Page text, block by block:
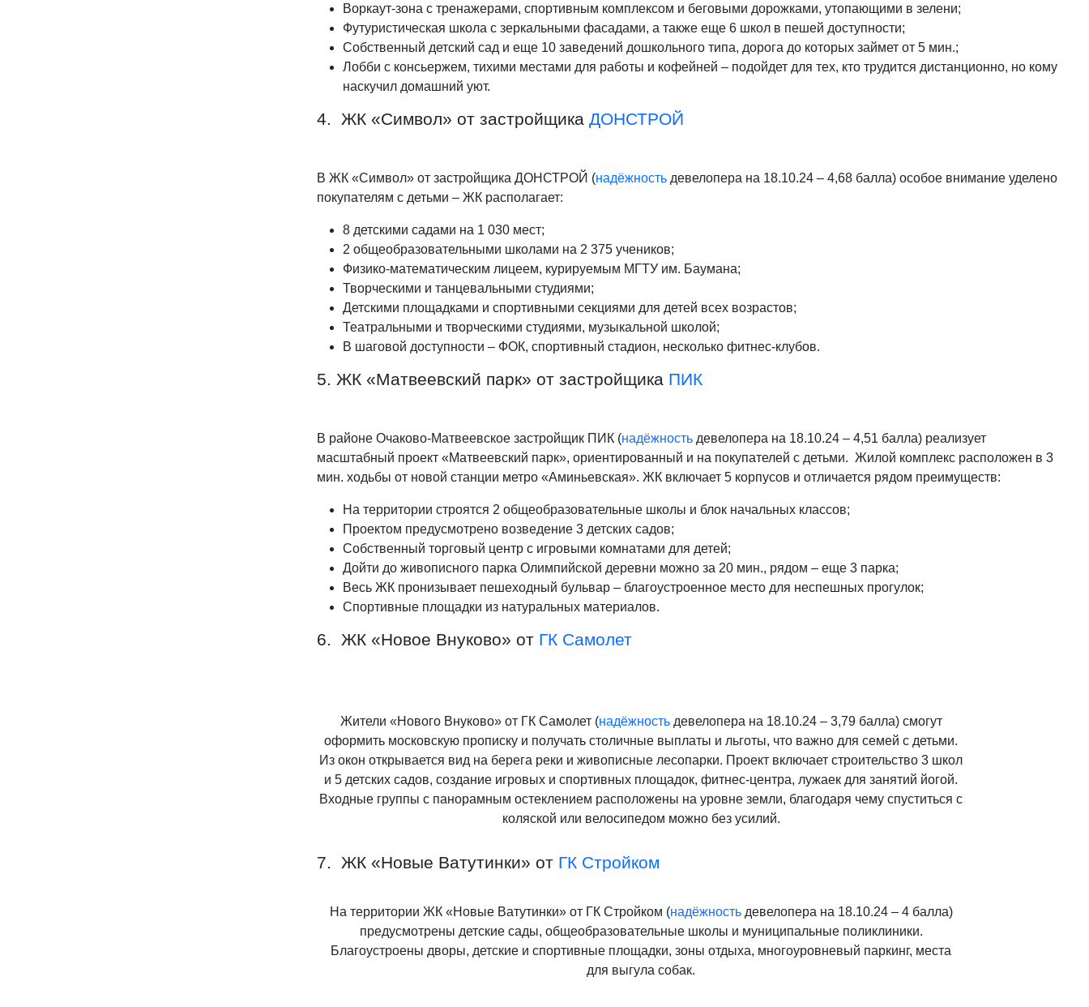
Воркаут-зона с тренажерами, спортивным комплексом и беговыми дорожками, утопающими в зелени;
Футуристическая школа с зеркальными фасадами, а также еще 6 школ в пешей доступности;
Собственный детский сад и еще 10 заведений дошкольного типа, дорога до которых займет от 5 мин.;
Лобби с консьержем, тихими местами для работы и кофейней – подойдет для тех, кто трудится дистанционно, но кому
наскучил домашний уют.
4. ЖК «Символ» от застройщика ДОНСТРОЙ
В ЖК «Символ» от застройщика ДОНСТРОЙ (надёжность девелопера на 18.10.24 – 4,68 балла) особое внимание уделено
покупателям с детьми – ЖК располагает:
8 детскими садами на 1 030 мест;
2 общеобразовательными школами на 2 375 учеников;
Физико-математическим лицеем, курируемым МГТУ им. Баумана;
Творческими и танцевальными студиями;
Детскими площадками и спортивными секциями для детей всех возрастов;
Театральными и творческими студиями, музыкальной школой;
В шаговой доступности – ФОК, спортивный стадион, несколько фитнес-клубов.
5. ЖК «Матвеевский парк» от застройщика ПИК
В районе Очаково-Матвеевское застройщик ПИК (надёжность девелопера на 18.10.24 – 4,51 балла) реализует
масштабный проект «Матвеевский парк», ориентированный и на покупателей с детьми. Жилой комплекс расположен в 3
мин. ходьбы от новой станции метро «Аминьевская». ЖК включает 5 корпусов и отличается рядом преимуществ:
На территории строятся 2 общеобразовательные школы и блок начальных классов;
Проектом предусмотрено возведение 3 детских садов;
Собственный торговый центр с игровыми комнатами для детей;
Дойти до живописного парка Олимпийской деревни можно за 20 мин., рядом – еще 3 парка;
Весь ЖК пронизывает пешеходный бульвар – благоустроенное место для неспешных прогулок;
Спортивные площадки из натуральных материалов.
6. ЖК «Новое Внуково» от ГК Самолет
Жители «Нового Внуково» от ГК Самолет (надёжностьдевелопера на 18.10.24 – 3,79 балла)смогут
оформить московскую прописку и получать столичные выплаты и льготы, что важно для семей с детьми.
Из окон открывается вид на берега реки и живописные лесопарки. Проект включает строительство 3 школ
и 5 детских садов, создание игровых и спортивных площадок, фитнес-центра, лужаек для занятий йогой.
Входные группы с панорамным остеклением расположены на уровне земли, благодаря чему спуститься с
коляской или велосипедом можно без усилий.
7. ЖК «Новые Ватутинки» от ГК Стройком
На территории ЖК «Новые Ватутинки» от ГК Стройком (надёжностьдевелопера на 18.10.24 – 4 балла)
предусмотрены детские сады, общеобразовательные школы и муниципальные поликлиники.
Благоустроены дворы, детские и спортивные площадки, зоны отдыха, многоуровневый паркинг, места
для выгула собак.